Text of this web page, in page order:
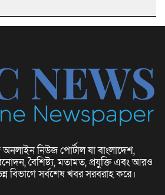
ফ্যাশন বিশ্বে নতুন চিত্র
ছোট ব্যবসার ধারণা (Small Business
Ideas)নিউজ পোর্টাল যা বাংলাদেশ,
বৈশিষ্ট্য, মতামত, প্রযুক্তি এবং আরও
বিভাগে সর্বশেষ খবর সরবরাহ করে।